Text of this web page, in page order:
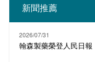
新聞推薦
2026/07/31
翰森製藥榮登人民日報